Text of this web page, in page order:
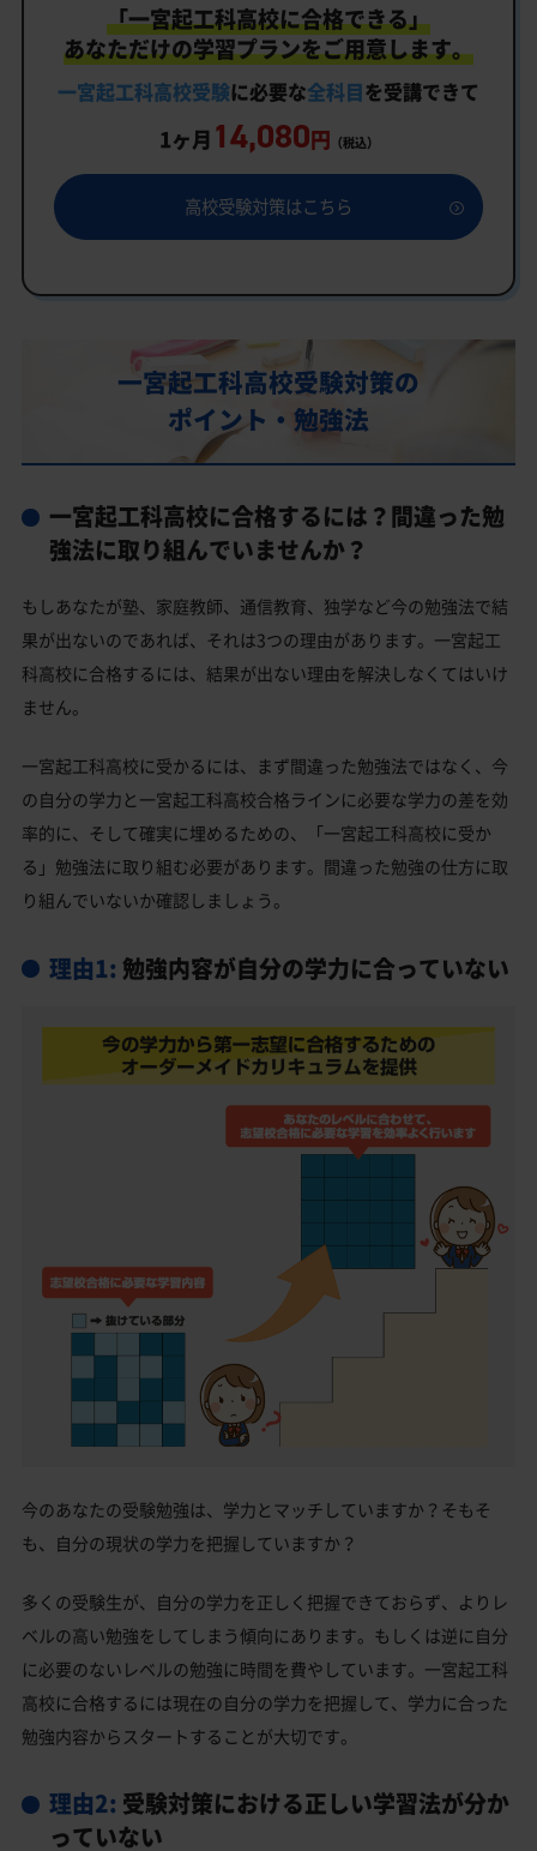
生徒にピッタリ合った「一宮起工科高校対策のオー
ダーメイドカリキュラム」だから成果が出る！
カリキュラムや料金についてお気軽にご相談くださ
一宮起工科高校受験専門のオンライン家庭教師「い
つでもクイック指導」もご用意
一宮起工科高校の特徴
部活動
一宮起工科高校の偏差値
一宮起工科高校合格に必要な内申点の目安
内申点の計算方法
一宮起工科高校合格するには内申点と偏差値両方が必要
一宮起工科高校卒業生の主な大学進学実績
私立大学
一宮起工科高校と偏差値が近い私立・国立高校一覧
一宮市の他の公立高校
一宮市の他の私立高校
一宮起工科高校受験生からのよくある質問
「一宮起工科高校に合格できる」
あなただけの学習プランをご用意します。
一宮起工科高校受験に必要な全科目を受講できて
1ヶ月 14,080円 （税込）
高校受験対策はこちら
一宮起工科高校受験対策の
ポイント・勉強法
一宮起工科高校に合格するには？間違った勉
強法に取り組んでいませんか？
もしあなたが塾、家庭教師、通信教育、独学など今の勉強法で結
果が出ないのであれば、それは3つの理由があります。一宮起工
科高校に合格するには、結果が出ない理由を解決しなくてはいけ
ません。
一宮起工科高校に受かるには、まず間違った勉強法ではなく、今
の自分の学力と一宮起工科高校合格ラインに必要な学力の差を効
率的に、そして確実に埋めるための、「一宮起工科高校に受か
る」勉強法に取り組む必要があります。間違った勉強の仕方に取
り組んでいないか確認しましょう。
理由1: 勉強内容が自分の学力に合っていない
今のあなたの受験勉強は、学力とマッチしていますか？そもそ
も、自分の現状の学力を把握していますか？
多くの受験生が、自分の学力を正しく把握できておらず、よりレ
ベルの高い勉強をしてしまう傾向にあります。もしくは逆に自分
に必要のないレベルの勉強に時間を費やしています。一宮起工科
高校に合格するには現在の自分の学力を把握して、学力に合った
勉強内容からスタートすることが大切です。
理由2: 受験対策における正しい学習法が分か
っていない